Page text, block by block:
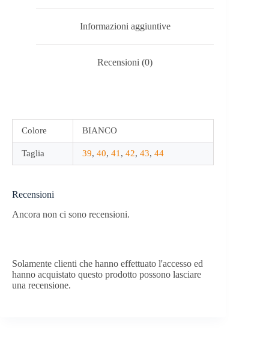
Informazioni aggiuntive
Recensioni (0)
Colore BIANCO
Taglia 39, 40, 41 , 42, 43, 44
Recensioni
Ancora non ci sono recensioni.
Solamente clienti che hanno effettuato l'accesso ed
hanno acquistato questo prodotto possono lasciare
una recensione.